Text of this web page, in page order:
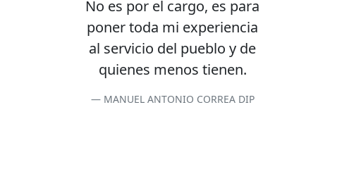
No es por el cargo, es para
poner toda mi experiencia
al servicio del pueblo y de
quienes menos tienen.
MANUEL ANTONIO CORREA DIP